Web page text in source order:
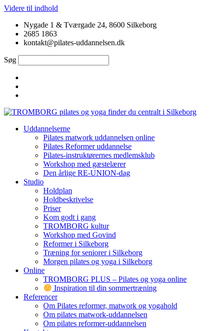
Videre til indhold
Nygade 1 & Tværgade 24, 8600 Silkeborg
2685 1863
kontakt@pilates-uddannelsen.dk
Søg
Uddannelserne
Pilates matwork uddannelsen online
Pilates Reformer uddannelse
Pilates-instruktørernes medlemsklub
Workshop med gæstelærer
Den årlige RE-UNION-dag
Studio
Holdplan
Holdbeskrivelse
Priser
Kom godt i gang
TROMBORG kultur
Workshop med Govind
Reformer i Silkeborg
Træning for seniorer i Silkeborg
Morgen pilates og yoga i Silkeborg
Online
TROMBORG PLUS – Pilates og yoga online
Inspiration til din sommertræning
Referencer
Om Pilates reformer, matwork og yogahold
Om pilates matwork-uddannelsen
Om pilates reformer-uddannelsen